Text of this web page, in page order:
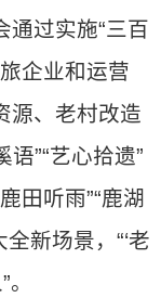
通过实施“三百
企业和运营
源、老村改造
”“艺心拾遗”
田听雨”“鹿湖
新场景，“‘老